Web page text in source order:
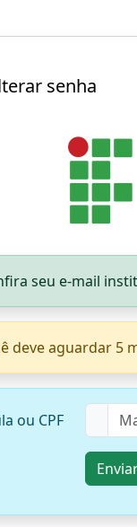
senha
seu e-mail
deve aguardar
ou CPF